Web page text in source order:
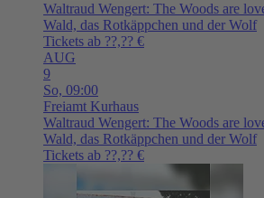
Waltraud Wengert: The Woods are
Wald, das Rotkäppchen und der Wolf
Tickets ab ??,?? €
AUG
9
So, 09:00
Freiamt Kurhaus
Waltraud Wengert: The Woods are
Wald, das Rotkäppchen und der Wolf
Tickets ab ??,?? €